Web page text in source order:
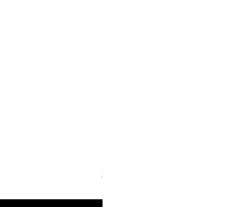
Prix
30,00 €